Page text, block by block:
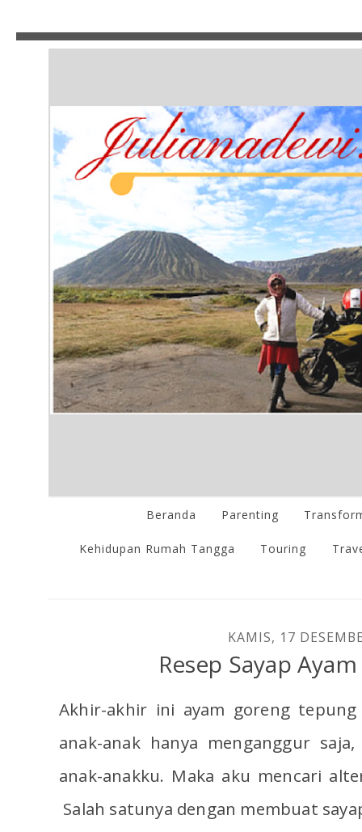
Beranda Parenting
Kehidupan Rumah Tangga Touring
KAMIS, 17
Resep Sayap
Akhir-akhir ini ayam goreng
anak-anak hanya menganggur
anak-anakku. Maka aku mencari
Salah satunya dengan membuat